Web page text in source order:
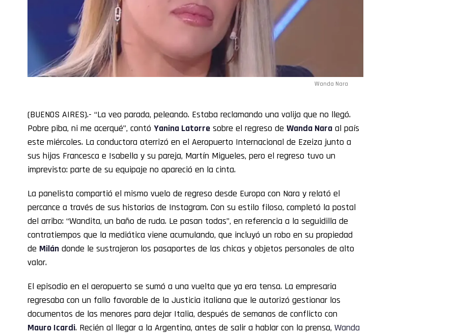
Wanda Nara
(BUENOS AIRES).- “La veo parada, peleando. Estaba reclamando una valija que no llegó.
Pobre piba, ni me acerqué”, contó Yanina Latorre sobre el regreso de Wanda Nara al país
este miércoles. La conductora aterrizó en el Aeropuerto Internacional de Ezeiza junto a
sus hijas Francesca e Isabella y su pareja, Martín Migueles, pero el regreso tuvo un
imprevisto: parte de su equipaje no apareció en la cinta.
La panelista compartió el mismo vuelo de regreso desde Europa con Nara y relató el
percance a través de sus historias de Instagram. Con su estilo filoso, completó la postal
del arribo: “Wandita, un baño de ruda. Le pasan todas”, en referencia a la seguidilla de
contratiempos que la mediática viene acumulando, que incluyó un robo en su propiedad
de Milán donde le sustrajeron los pasaportes de las chicas y objetos personales de alto
valor.
El episodio en el aeropuerto se sumó a una vuelta que ya era tensa. La empresaria
regresaba con un fallo favorable de la Justicia italiana que le autorizó gestionar los
documentos de las menores para dejar Italia, después de semanas de conflicto con
Mauro Icardi. Recién al llegar a la Argentina, antes de salir a hablar con la prensa, Wanda